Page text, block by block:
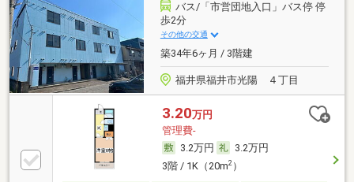
バス/「市営団地入口」バス停 停
歩2分
その他の交通
築34年6ヶ月 / 3階建
福井県福井市光陽 ４丁目
3.20万円
管理費-
3.2万円
3.2万円
3階 / 1K（20m2）